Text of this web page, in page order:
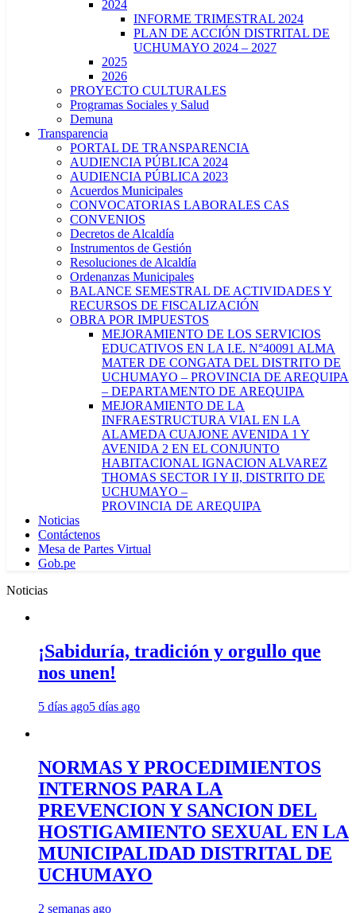
2024
INFORME TRIMESTRAL 2024
PLAN DE ACCIÓN DISTRITAL DE
UCHUMAYO 2024 – 2027
2025
2026
PROYECTO CULTURALES
Programas Sociales y Salud
Demuna
Transparencia
PORTAL DE TRANSPARENCIA
AUDIENCIA PÚBLICA 2024
AUDIENCIA PÚBLICA 2023
Acuerdos Municipales
CONVOCATORIAS LABORALES CAS
CONVENIOS
Decretos de Alcaldía
Instrumentos de Gestión
Resoluciones de Alcaldía
Ordenanzas Municipales
BALANCE SEMESTRAL DE ACTIVIDADES Y
RECURSOS DE FISCALIZACIÓN
OBRA POR IMPUESTOS
MEJORAMIENTO DE LOS SERVICIOS
EDUCATIVOS EN LA I.E. N°40091 ALMA
MATER DE CONGATA DEL DISTRITO DE
UCHUMAYO – PROVINCIA DE AREQUIPA
– DEPARTAMENTO DE AREQUIPA
MEJORAMIENTO DE LA
INFRAESTRUCTURA VIAL EN LA
ALAMEDA CUAJONE AVENIDA 1 Y
AVENIDA 2 EN EL CONJUNTO
HABITACIONAL IGNACION ALVAREZ
THOMAS SECTOR I Y II, DISTRITO DE
UCHUMAYO –
PROVINCIA DE AREQUIPA
Noticias
Contáctenos
Mesa de Partes Virtual
Gob.pe
Noticias
¡Sabiduría, tradición y orgullo que
nos unen!
5 días ago5 días ago
NORMAS Y PROCEDIMIENTOS
INTERNOS PARA LA
PREVENCION Y SANCION DEL
HOSTIGAMIENTO SEXUAL EN LA
MUNICIPALIDAD DISTRITAL DE
UCHUMAYO
2 semanas ago